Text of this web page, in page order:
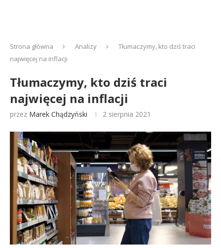
Strona główna Analizy
Tłumaczymy, kto dziś traci
najwięcej na inflacji
Tłumaczymy, kto dziś traci
najwięcej na inflacji
przez Marek Chądzyński 2 sierpnia 2021